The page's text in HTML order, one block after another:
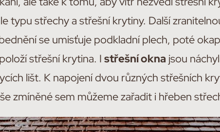
typu střechy a střešní krytiny. Další
se umisťuje podkladní plech, poté
střešní krytina. I střešní okna jsou
lišt. K napojení dvou různých střešních
zmíněné sem můžeme zařadit i hřeben